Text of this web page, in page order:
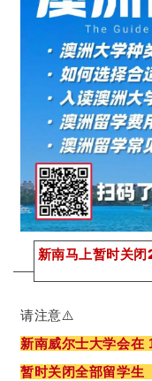
新南马上暂时关
请注意⚠️
新南威尔士大学会在
暂时关闭全部留学生